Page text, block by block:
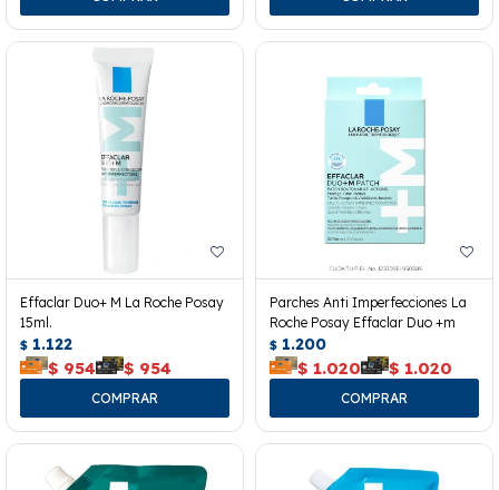
Effaclar Duo+ M La Roche Posay
15ml.
$ 1.122
$ 954 $ 954
Parches Anti Imperfecciones La
Roche Posay Effaclar Duo +m
$ 1.200
$ 1.020 $ 1.020